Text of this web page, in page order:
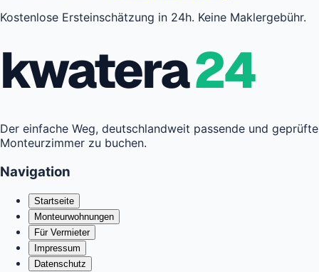
Kostenlose Ersteinschätzung in 24h. Keine Maklergebühr.
kwatera24
Der einfache Weg, deutschlandweit passende und geprüfte
Monteurzimmer zu buchen.
Navigation
Startseite
Monteurwohnungen
Für Vermieter
Impressum
Datenschutz